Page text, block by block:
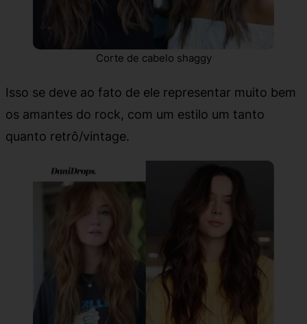
Corte de cabelo shaggy
Isso se deve ao fato de ele representar muito bem
os amantes do rock, com um estilo um tanto
quanto retrô/vintage.